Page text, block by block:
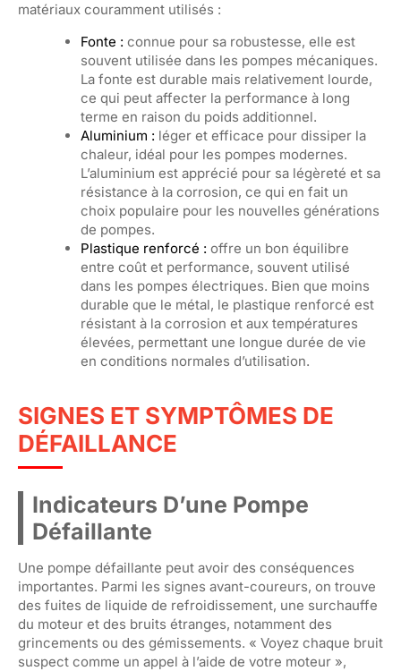
matériaux couramment utilisés :
Fonte : connue pour sa robustesse, elle est
souvent utilisée dans les pompes mécaniques.
La fonte est durable mais relativement lourde,
ce qui peut affecter la performance à long
terme en raison du poids additionnel.
Aluminium : léger et efficace pour dissiper la
chaleur, idéal pour les pompes modernes.
L’aluminium est apprécié pour sa légèreté et sa
résistance à la corrosion, ce qui en fait un
choix populaire pour les nouvelles générations
de pompes.
Plastique renforcé : offre un bon équilibre
entre coût et performance, souvent utilisé
dans les pompes électriques. Bien que moins
durable que le métal, le plastique renforcé est
résistant à la corrosion et aux températures
élevées, permettant une longue durée de vie
en conditions normales d’utilisation.
SIGNES ET SYMPTÔMES DE
DÉFAILLANCE
Indicateurs D’une Pompe
Défaillante
Une pompe défaillante peut avoir des conséquences
importantes. Parmi les signes avant-coureurs, on trouve
des fuites de liquide de refroidissement, une surchauffe
du moteur et des bruits étranges, notamment des
grincements ou des gémissements. « Voyez chaque bruit
suspect comme un appel à l’aide de votre moteur »,